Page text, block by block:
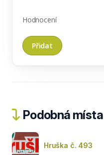
Hodnocení
Podobná místa
Hruška č. 493